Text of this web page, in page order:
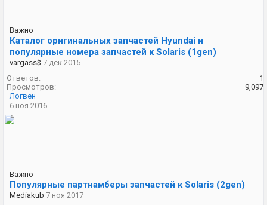
Важно
Каталог оригинальных запчастей Hyundai и
популярные номера запчастей к Solaris (1gen)
vargass$ 7 дек 2015
Ответов:
1
Просмотров:
9,097
Логвен
6 ноя 2016
Важно
Популярные партнамберы запчастей к Solaris (2gen)
Mediakub 7 ноя 2017